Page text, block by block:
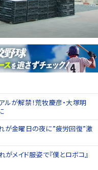
ルが解禁！荒牧慶彦・大塚明
れが金曜日の夜に”疲労回復”激
がメイド服姿で『僕とロボコ』